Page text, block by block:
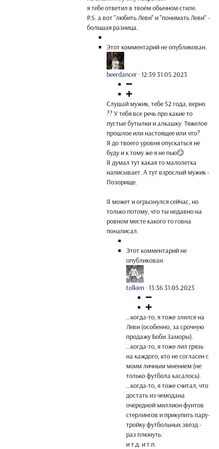
я тебе ответил в твоём обычном стиле.
P.S. а вот "любить Леви" и "понимать Леви" -
большая разница.
Этот комментарий не опубликован.
beerdancer ·12:39 31.05.2023
Слушай мужик, тебе 52 года, верно
?? У тебя все речь про какие то
пустые бутылки и алкашку. Тяжелое
прошлое или настоящее или что?
Я до твоего уровня опускаться не
буду и к тому же я не пью😏
Я думал тут какая то малолетка
написывает. А тут взрослый мужик -
Позорище.
Я может и огрызнулся сейчас, но
только потому, что ты недавно на
ровном месте какого то говна
понаписал.
Этот комментарий не
опубликован.
tolkien ·13:36 31.05.2023
...когда-то, я тоже злился на
Леви (особенно, за срочную
продажу Боби Заморы).
...когда-то, я тоже лил грязь
на каждого, кто не согласен с
моим личным мнением (не
только футбола касалось).
...когда-то, я тоже считал, что
достать из чемодана
очередной миллион фунтов
стерлингов и прикупить пару-
тройку футбольных звёзд -
раз плюнуть.
и т.д. и т.п.